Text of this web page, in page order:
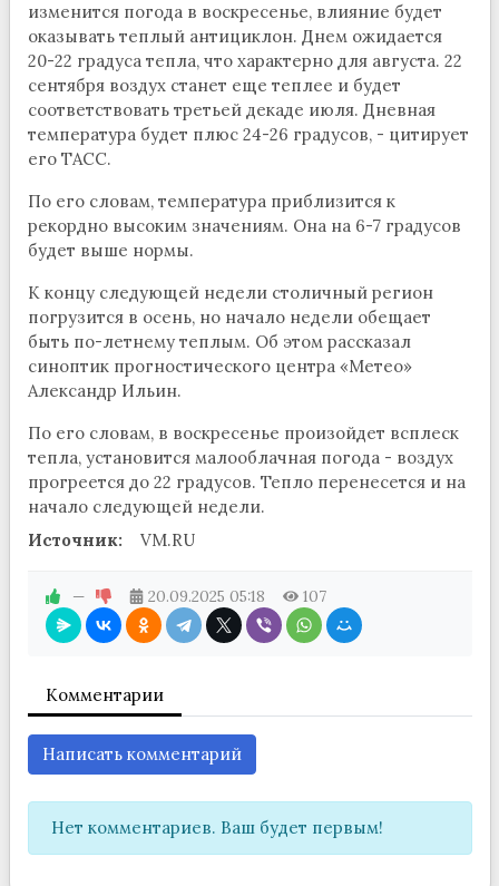
изменится погода в воскресенье, влияние будет
оказывать теплый антициклон. Днем ожидается
20-22 градуса тепла, что характерно для августа. 22
сентября воздух станет еще теплее и будет
соответствовать третьей декаде июля. Дневная
температура будет плюс 24-26 градусов, - цитирует
его ТАСС.
По его словам, температура приблизится к
рекордно высоким значениям. Она на 6-7 градусов
будет выше нормы.
К концу следующей недели столичный регион
погрузится в осень, но начало недели обещает
быть по-летнему теплым. Об этом рассказал
синоптик прогностического центра «Метео»
Александр Ильин.
По его словам, в воскресенье произойдет всплеск
тепла, установится малооблачная погода - воздух
прогреется до 22 градусов. Тепло перенесется и на
начало следующей недели.
Источник:
VM.RU
— 20.09.2025 05:18 107
Комментарии
Написать комментарий
Нет комментариев. Ваш будет первым!